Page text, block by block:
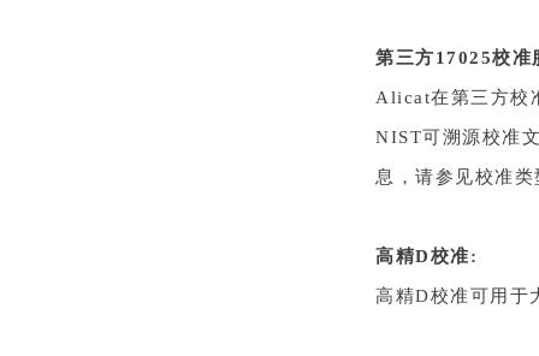
第三方17025校准
Alicat在第三方校
NIST可溯源校准
息，请参见校准类
高精D校准:
高精D校准可用于